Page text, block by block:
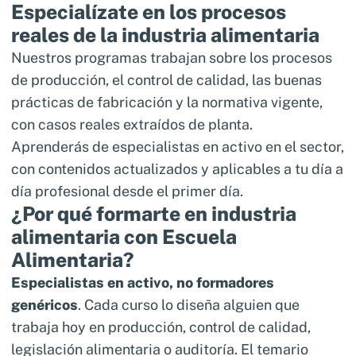
Especialízate en los procesos
reales de la industria alimentaria
Nuestros programas trabajan sobre los procesos
de producción, el control de calidad, las buenas
prácticas de fabricación y la normativa vigente,
con casos reales extraídos de planta.
Aprenderás de especialistas en activo en el sector,
con contenidos actualizados y aplicables a tu día a
día profesional desde el primer día.
¿Por qué formarte en industria
alimentaria con Escuela
Alimentaria?
Especialistas en activo, no formadores
genéricos. Cada curso lo diseña alguien que
trabaja hoy en producción, control de calidad,
legislación alimentaria o auditoría. El temario